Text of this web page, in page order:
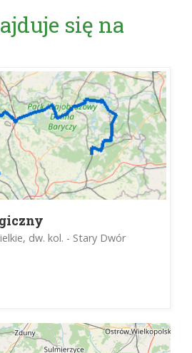
się na
dw. kol. - Stary Dwór